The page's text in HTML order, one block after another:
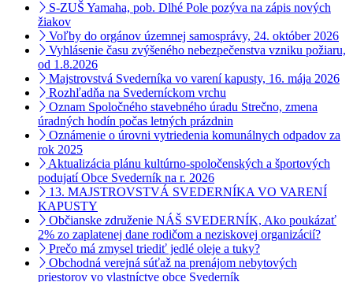
S-ZUŠ Yamaha, pob. Dlhé Pole pozýva na zápis nových
žiakov
Voľby do orgánov územnej samosprávy, 24. október 2026
Vyhlásenie času zvýšeného nebezpečenstva vzniku požiaru,
od 1.8.2026
Majstrovstvá Svederníka vo varení kapusty, 16. mája 2026
Rozhľadňa na Svederníckom vrchu
Oznam Spoločného stavebného úradu Strečno, zmena
úradných hodín počas letných prázdnin
Oznámenie o úrovni vytriedenia komunálnych odpadov za
rok 2025
Aktualizácia plánu kultúrno-spoločenských a športových
podujatí Obce Svederník na r. 2026
13. MAJSTROVSTVÁ SVEDERNÍKA VO VARENÍ
KAPUSTY
Občianske združenie NÁŠ SVEDERNÍK, Ako poukázať
2% zo zaplatenej dane rodičom a neziskovej organizácií?
Prečo má zmysel triediť jedlé oleje a tuky?
Obchodná verejná súťaž na prenájom nebytových
priestorov vo vlastníctve obce Svederník